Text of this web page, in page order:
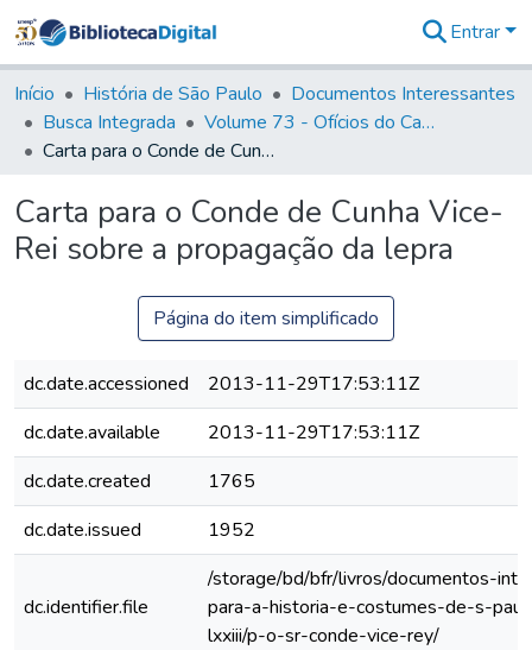
&
Coleções
Tudo na
Biblioteca
Estatísticas
Entrar
Início História de São Paulo
Documentos Interessantes
Busca Integrada
Volume 73 - Ofícios do Capitão General D. Luis Antonio de Souza Botelho Mourão (Morgado de Matheus): 1765-1766
Carta para o Conde de Cunha Vice-Rei sobre a propagação da lepra
Carta para o Conde de Cunha Vice-
Rei sobre a propagação da lepra
Página do item simplificado
dc.date.accessioned
2013-11-29T17:53:11Z
dc.date.available
2013-11-29T17:53:11Z
dc.date.created
1765
dc.date.issued
1952
dc.identifier.file
/storage/bd/bfr/livros/documentos-
para-a-historia-e-costumes-de-s-
lxxiii/p-o-sr-conde-vice-rey/